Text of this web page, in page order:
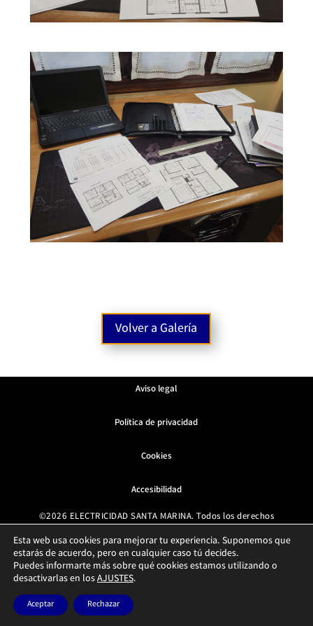
Volver a Galería
Aviso legal
Política de privacidad
Cookies
Accesibilidad
©2026 ELECTRICIDAD SANTA MARINA. Todos los derechos
Diseño web ⚡Paginas Web Electricistas
Esta web usa cookies para mejorar tu experiencia. Suponemos que
estarás de acuerdo, pero en cualquier caso tú decides.
Puedes informarte más sobre qué cookies estamos utilizando o
desactivarlas en losAJUSTES.
Aceptar Rechazar